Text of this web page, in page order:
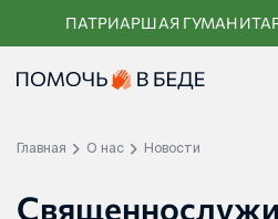
Перейти
к
контенту
ПАТРИАРШАЯ
Главная О нас Новости